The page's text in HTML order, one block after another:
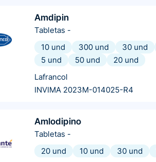
Amdipin
Tabletas -
10 und
300 und 30 und
5 und
50 und
20 und
Lafrancol
INVIMA 2023M-014025-R4
Amlodipino
Tabletas -
20 und
10 und 30 und